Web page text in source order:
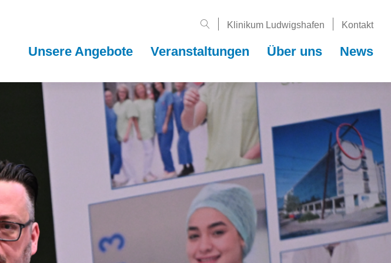
Unsere Angebote Veranstal­tungen Über uns News
Klinikum Ludwigshafen Kontakt